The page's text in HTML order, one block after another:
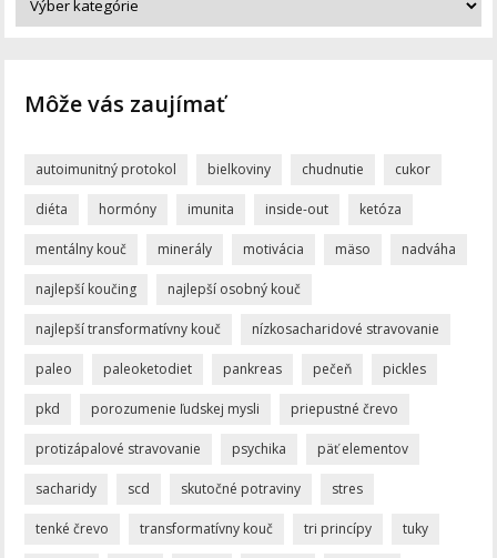
Môže vás zaujímať
autoimunitný protokol bielkoviny chudnutie cukor
diéta hormóny imunita inside-out ketóza
mentálny kouč minerály motivácia mäso nadváha
najlepší koučing najlepší osobný kouč
najlepší transformatívny kouč nízkosacharidové stravovanie
paleo paleoketodiet pankreas pečeň pickles
pkd porozumenie ľudskej mysli priepustné črevo
protizápalové stravovanie psychika päť elementov
sacharidy scd skutočné potraviny stres
tenké črevo transformatívny kouč tri princípy tuky